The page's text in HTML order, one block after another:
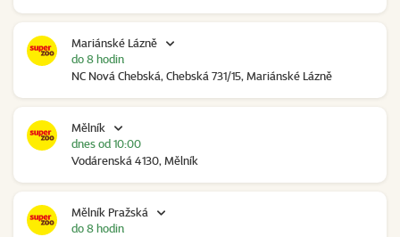
Mariánské Lázně
NC Nová Chebská, Chebská 731/15, Mariánské Lázně
do 8 hodin
Mělník
Vodárenská 4130, Mělník
dnes od 10:00
Mělník Pražská
do 8 hodin